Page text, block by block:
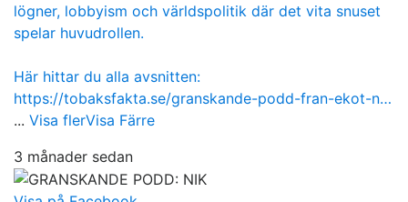
lögner, lobbyism och världspolitik där det vita snuset
spelar huvudrollen.
Här hittar du alla avsnitten:
https://tobaksfakta.se/granskande-podd-fran-ekot-n…
... Visa flerVisa Färre
3 månader sedan